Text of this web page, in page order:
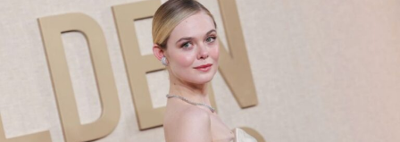
『プラダを着た悪魔』
ロケ地ガイド｜NY・
パリの撮影地、見れる
瓦礫の中から、命は生
まれ続ける――ガザ在
住チームが記録したド